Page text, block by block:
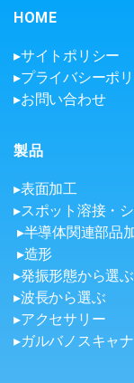
HOME
▸サイトポリシー
▸プライバシーポ
▸お問い合わせ
製品
▸表面加工
▸スポット溶接・
▸半導体関連部品
▸造形
▸発振形態から選ぶ
▸波長から選ぶ
▸アクセサリー
▸ガルバノスキャナ